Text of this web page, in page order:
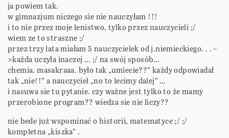
ja powiem tak.
w gimnazjum niczego sie nie nauczyłam !!!
i to nie przez moje lenistwo, tylko przez nauczycieli ;/
wiem ze to straszne ;/
przez trzy lata miałam 5 nauczycielek od j.niemieckiego. . . –
>każda uczyła inaczej … ;/ na swój sposób…
chemia. masakraaa. było tak „umiecie??” każdy odpowiadał
tak „nie!!” a nauczyciel „no to lecimy dalej” …
i nasuwa sie tu pytanie. czy ważne jest tylko to że mamy
przerobione program?? wiedza sie nie liczy??
nie bede już wspominać o historii, matematyce ;/ ;/
kompletna „kiszka” .